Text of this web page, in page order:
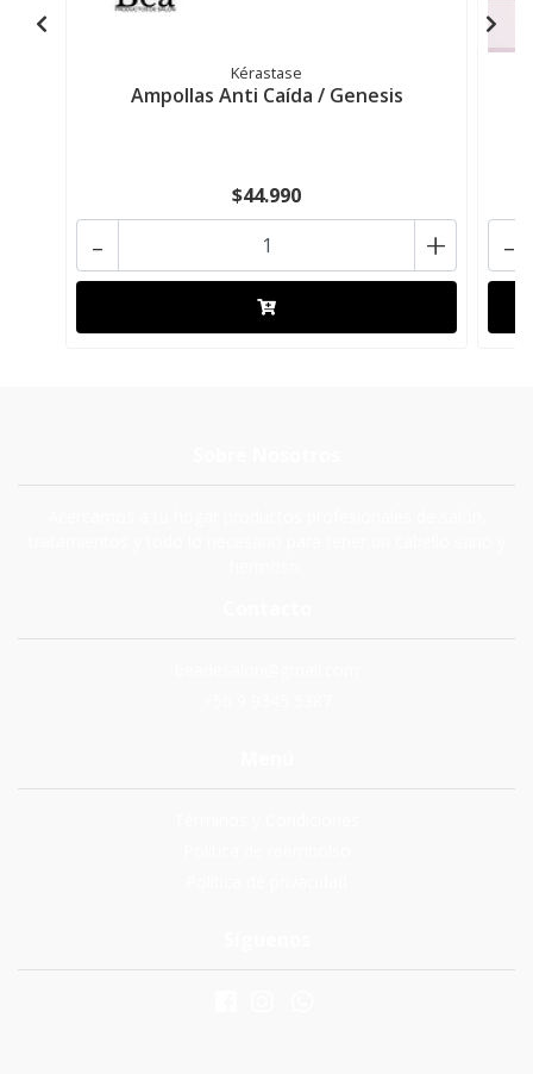
Kérastase
Ampollas Anti Caída / Genesis
$44.990
+
- -